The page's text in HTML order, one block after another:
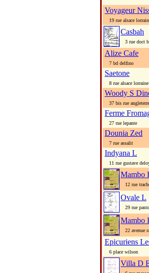
Voyageur
19 rue alsace
Casbah
3 rue doct
Alize Cafe
7 bd delfino
Saetone
8 rue alsace lorraine
Woody S
37 bis rue angleterre
Ferme
27 rue lepante
Dounia Zed
7 rue assalit
Indyana L
11 rue gustave
Mambo
12 rue
Ovale L
29 rue
Mambo
22 avenue
Epicuriens
6 place wilson
Villa D